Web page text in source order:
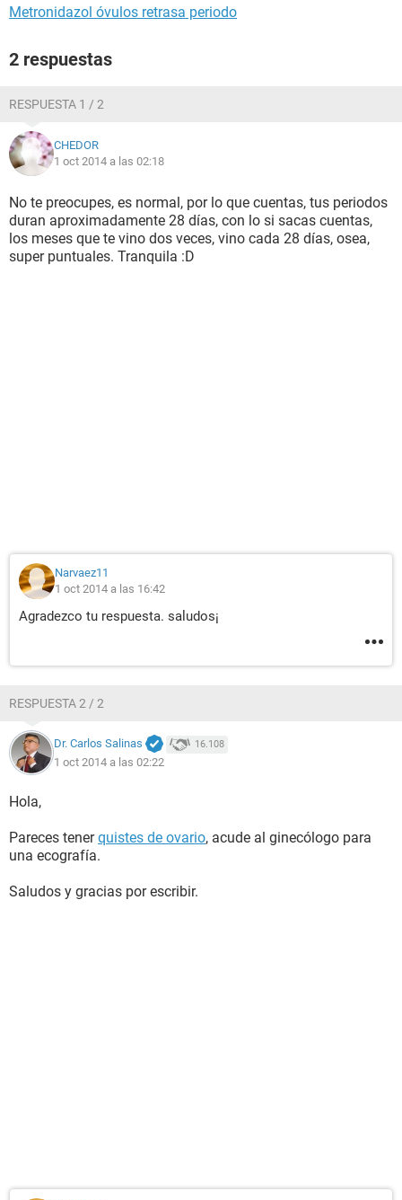
Metronidazol óvulos retrasa periodo
2 respuestas
RESPUESTA 1 / 2
CHEDOR
1 oct 2014 a las 02:18
No te preocupes, es normal, por lo que cuentas, tus periodos
duran aproximadamente 28 días, con lo si sacas cuentas,
los meses que te vino dos veces, vino cada 28 días, osea,
super puntuales. Tranquila :D
Narvaez11
1 oct 2014 a las 16:42
Agradezco tu respuesta. saludos¡
RESPUESTA 2 / 2
Dr. Carlos Salinas 16.108
1 oct 2014 a las 02:22
Hola,
Pareces tenerquistes de ovario, acude al ginecólogo para
una ecografía.
Saludos y gracias por escribir.